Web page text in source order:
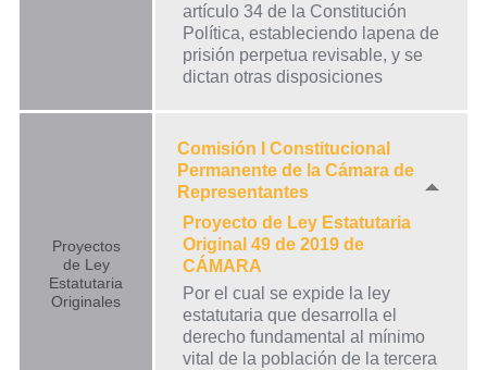
artículo 34 de la Constitución
Política, estableciendo lapena de
prisión perpetua revisable, y se
dictan otras disposiciones
Proyectos
de Ley
Estatutaria
Originales
Comisión I Constitucional
Permanente de la Cámara de
Representantes
Proyecto de Ley Estatutaria
Original 49 de 2019 de
CÁMARA
Por el cual se expide la ley
estatutaria que desarrolla el
derecho fundamental al mínimo
vital de la población de la tercera